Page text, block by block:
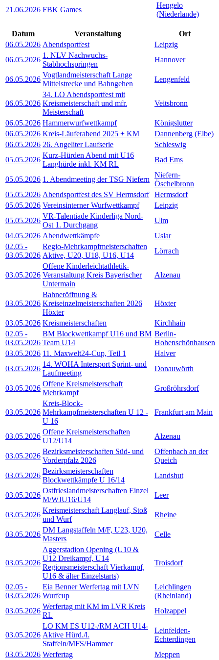
21.06.2026 FBK Games
Hengelo
(Niederlande)
Datum Veranstaltung
Ort
06.05.2026 Abendsportfest
Leipzig
06.05.2026
1. NLV Nachwuchs-
Stabhochspringen
Hannover
06.05.2026
Vogtlandmeisterschaft Lange
Mittelstrecke und Bahngehen
Lengenfeld
06.05.2026
34. LO Abendsportfest mit
Kreismeisterschaft und mfr.
Meisterschaft
Veitsbronn
06.05.2026 Hammerwurfwettkampf
Königslutter
06.05.2026 Kreis-Läuferabend 2025 + KM
Dannenberg (Elbe)
06.05.2026 26. Angeliter Laufserie
Schleswig
05.05.2026
Kurz-Hürden Abend mit U16
Langhürde inkl. KM RL
Bad Ems
05.05.2026 1. Abendmeeting der TSG Niefern
Niefern-
Öschelbronn
05.05.2026 Abendsportfest des SV Hermsdorf
Hermsdorf
05.05.2026 Vereinsinterner Wurfwettkampf
Leipzig
05.05.2026
VR-Talentiade Kinderliga Nord-
Ost 1. Durchgang
Ulm
04.05.2026 Abendwettkämpfe
Uslar
02.05 -
03.05.2026
Regio-Mehrkampfmeisterschaften
Aktive, U20, U18, U16, U14
Lörrach
03.05.2026
Offene Kinderleichtathletik-
Veranstaltung Kreis Bayerischer
Untermain
Alzenau
03.05.2026
Bahneröffnung &
Kreiseinzelmeisterschaften 2026
Höxter
Höxter
03.05.2026 Kreismeisterschaften
Kirchhain
02.05 -
03.05.2026
BM Blockwettkampf U16 und BM
Team U14
Berlin-
Hohenschönhausen
03.05.2026 11. Maxwelt24-Cup, Teil 1
Halver
03.05.2026
14. WOHA Intersport Sprint- und
Laufmeeting
Donauwörth
03.05.2026
Offene Kreismeisterschaft
Mehrkampf
Großröhrsdorf
03.05.2026
Kreis-Block-
Mehrkampfmeisterschaften U 12 -
U 16
Frankfurt am Main
03.05.2026
Offene Kreismeisterschaften
U12/U14
Alzenau
03.05.2026
Bezirksmeisterschaften Süd- und
Vorderpfalz 2026
Offenbach an der
Queich
03.05.2026
Bezirksmeisterschaften
Blockwettkämpfe U 16/14
Landshut
03.05.2026
Ostfrieslandmeisterschaften Einzel
M/WJU16/U14
Leer
03.05.2026
Kreismeisterschaft Langlauf, Stoß
und Wurf
Rheine
03.05.2026
DM Langstaffeln M/F, U23, U20,
Masters
Celle
03.05.2026
Aggerstadion Opening (U10 &
U12 Dreikampf, U14
Regionsmeisterschaft Vierkampf,
U16 & älter Einzelstarts)
Troisdorf
02.05 -
03.05.2026
Eia Benner Werfertag mit LVN
Wurfcup
Leichlingen
(Rheinland)
03.05.2026
Werfertag mit KM im LVR Kreis
RL
Holzappel
03.05.2026
LO KM ES U12-/RM ACH U14-
Aktive Hürd./l.
Staffeln/MFS/Hammer
Leinfelden-
Echterdingen
03.05.2026 Werfertag
Meppen